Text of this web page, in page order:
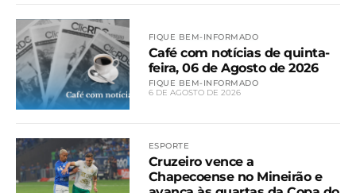
FIQUE BEM-INFORMADO
Café com notícias de quinta-
feira, 06 de Agosto de 2026
FIQUE BEM-INFORMADO
6 DE AGOSTO DE 2026
ESPORTE
Cruzeiro vence a
Chapecoense no Mineirão e